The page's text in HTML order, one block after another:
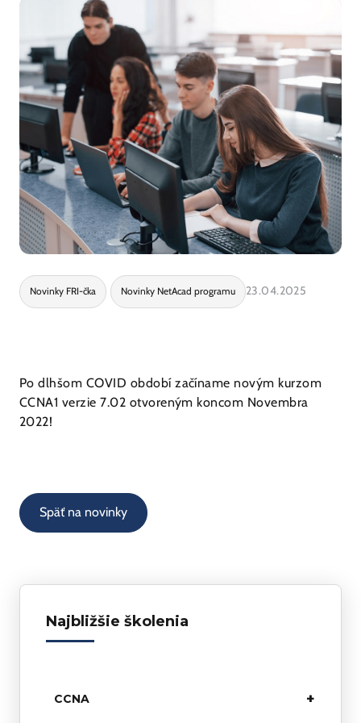
Novinky FRI-čka Novinky NetAcad programu 23.04.2025
Po dlhšom COVID období začíname novým kurzom
CCNA1 verzie 7.02 otvoreným koncom Novembra
2022!
Späť na novinky
Najbližšie školenia
CCNA +